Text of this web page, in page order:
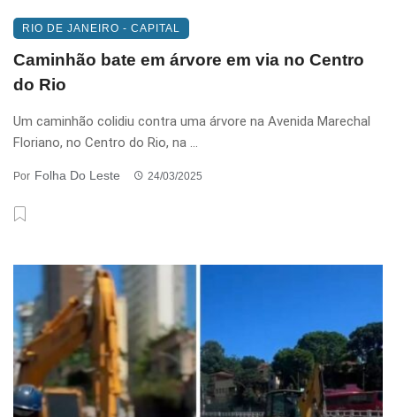
RIO DE JANEIRO - CAPITAL
Caminhão bate em árvore em via no Centro
do Rio
Um caminhão colidiu contra uma árvore na Avenida Marechal
Floriano, no Centro do Rio, na ...
Por Folha Do Leste 24/03/2025